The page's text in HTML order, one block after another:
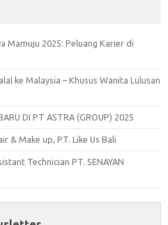
Mamuju 2025: Peluang Karier di
ke Malaysia – Khusus Wanita Lulusan
DI PT ASTRA (GROUP) 2025
& Make up, PT. Like Us Bali
Technician PT. SENAYAN